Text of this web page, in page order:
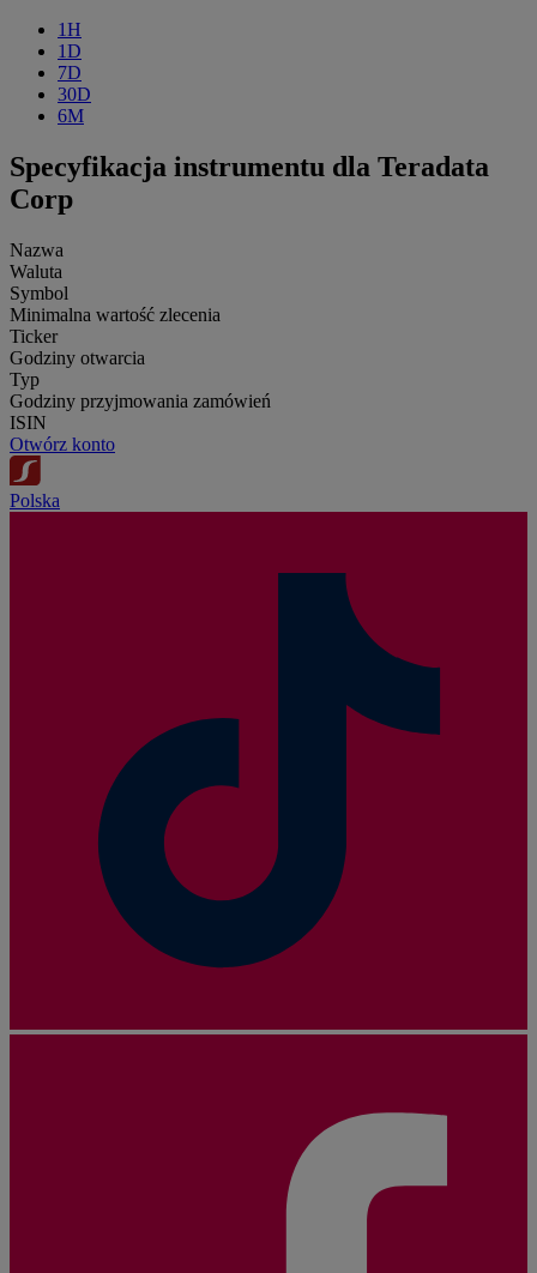
1H
1D
7D
30D
6M
Specyfikacja instrumentu dla Teradata
Corp
Nazwa
Waluta
Symbol
Minimalna wartość zlecenia
Ticker
Godziny otwarcia
Typ
Godziny przyjmowania zamówień
ISIN
Otwórz konto
Polska